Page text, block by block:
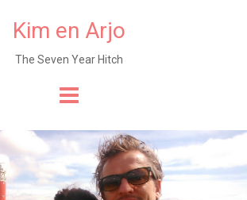
Kim en Arjo
The Seven Year Hitch